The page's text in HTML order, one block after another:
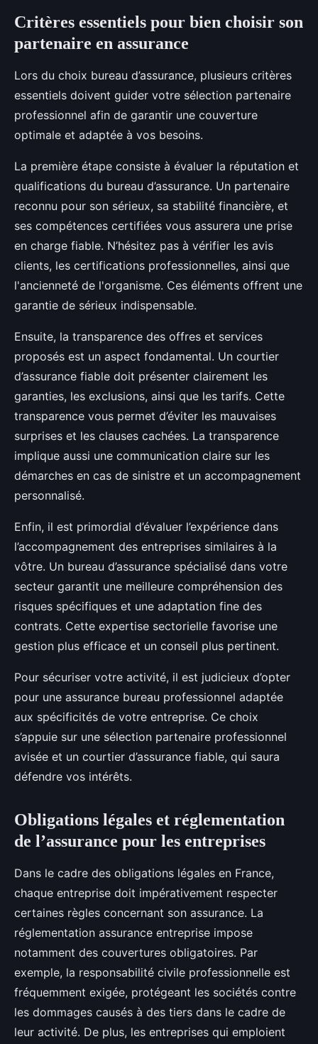
Critères essentiels pour bien choisir son
partenaire en assurance
Lors du choix bureau d’assurance, plusieurs critères
essentiels doivent guider votre sélection partenaire
professionnel afin de garantir une couverture
optimale et adaptée à vos besoins.
La première étape consiste à évaluer la réputation et
qualifications du bureau d’assurance. Un partenaire
reconnu pour son sérieux, sa stabilité financière, et
ses compétences certifiées vous assurera une prise
en charge fiable. N’hésitez pas à vérifier les avis
clients, les certifications professionnelles, ainsi que
l'ancienneté de l'organisme. Ces éléments offrent une
garantie de sérieux indispensable.
Ensuite, la transparence des offres et services
proposés est un aspect fondamental. Un courtier
d’assurance fiable doit présenter clairement les
garanties, les exclusions, ainsi que les tarifs. Cette
transparence vous permet d’éviter les mauvaises
surprises et les clauses cachées. La transparence
implique aussi une communication claire sur les
démarches en cas de sinistre et un accompagnement
personnalisé.
Enfin, il est primordial d’évaluer l’expérience dans
l’accompagnement des entreprises similaires à la
vôtre. Un bureau d’assurance spécialisé dans votre
secteur garantit une meilleure compréhension des
risques spécifiques et une adaptation fine des
contrats. Cette expertise sectorielle favorise une
gestion plus efficace et un conseil plus pertinent.
Pour sécuriser votre activité, il est judicieux d’opter
pour une assurance bureau professionnel adaptée
aux spécificités de votre entreprise. Ce choix
s’appuie sur une sélection partenaire professionnel
avisée et un courtier d’assurance fiable, qui saura
défendre vos intérêts.
Obligations légales et réglementation
de l’assurance pour les entreprises
Dans le cadre des obligations légales en France,
chaque entreprise doit impérativement respecter
certaines règles concernant son assurance. La
réglementation assurance entreprise impose
notamment des couvertures obligatoires. Par
exemple, la responsabilité civile professionnelle est
fréquemment exigée, protégeant les sociétés contre
les dommages causés à des tiers dans le cadre de
leur activité. De plus, les entreprises qui emploient